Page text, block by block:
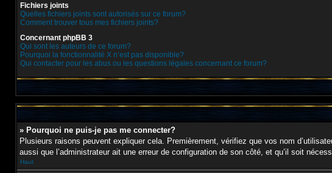
Fichiers joints
Quelles fichiers joints sont autorisés sur ce forum?
Comment trouver tous mes fichiers joints?
Concernant phpBB 3
Qui sont les auteurs de ce forum?
Pourquoi la fonctionnalité X n’est pas disponible?
Qui contacter pour les abus ou les questions légales concernant ce forum?
» Pourquoi ne puis-je pas me connecter?
Plusieurs raisons peuvent expliquer cela. Premièrement, vérifiez que vos nom
aussi que l’administrateur ait une erreur de configuration de son côté, et qu’il soit
Haut